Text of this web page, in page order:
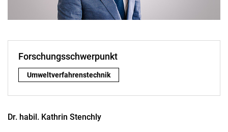
Forschungsschwerpunkt
Forschungsschwerpunkt:
Umweltverfahrenstechnik
Dr. habil. Kathrin Stenchly